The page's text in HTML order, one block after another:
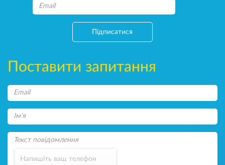
Підписатися
Поставити запитання
Напишіть ваш телефон